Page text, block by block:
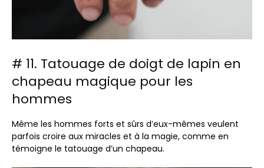
# 11. Tatouage de doigt de lapin en
chapeau magique pour les
hommes
Même les hommes forts et sûrs d’eux-mêmes veulent
parfois croire aux miracles et à la magie, comme en
témoigne le tatouage d’un chapeau.